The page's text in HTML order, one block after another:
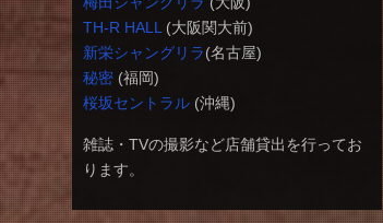
TH-R HALL (大阪関大前)
新栄シャングリラ(名古屋)
秘密(福岡)
桜坂セントラル(沖縄)
雑誌・TVの撮影など店舗貸出を行ってお
ります。